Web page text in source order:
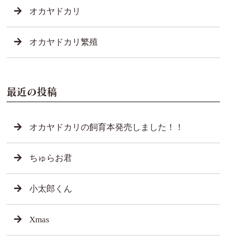
オカヤドカリ
オカヤドカリ繁殖
最近の投稿
オカヤドカリの飼育本発売しました！！
ちゅらお君
小太郎くん
Xmas